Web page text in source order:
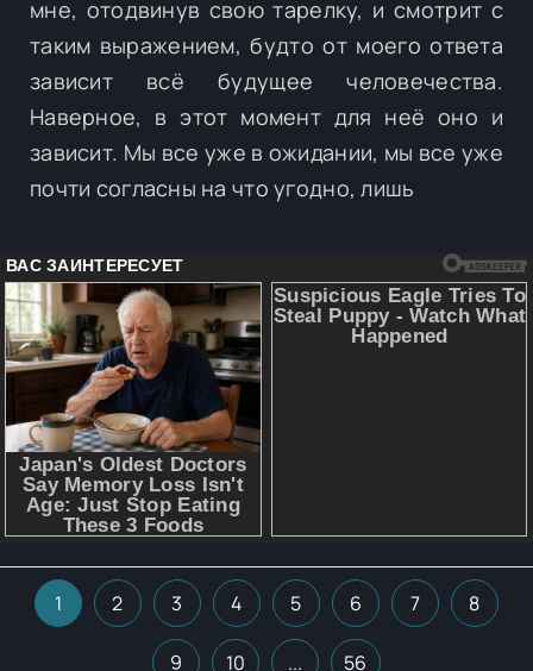
мне, отодвинув свою тарелку, и смотрит с
таким выражением, будто от моего ответа
зависит всё будущее человечества.
Наверное, в этот момент для неё оно и
зависит. Мы все уже в ожидании, мы все уже
почти согласны на что угодно, лишь
1 2 3 4 5 6 7 8
9 10 ... 56